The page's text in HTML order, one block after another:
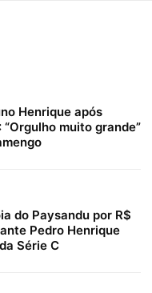
Henrique após
muito grande”
do Paysandu por R$
Pedro Henrique
Série C